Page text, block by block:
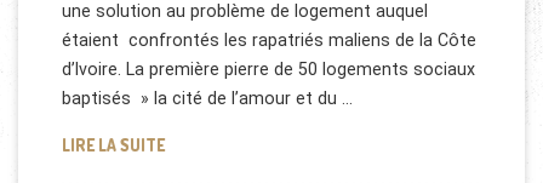
une solution au problème de logement auquel
étaient confrontés les rapatriés maliens de la Côte
d’Ivoire. La première pierre de 50 logements sociaux
baptisés » la cité de l’amour et du …
LIRE LA SUITEQATAR CHARITY OFFRE DES LOGEMENTS AUX